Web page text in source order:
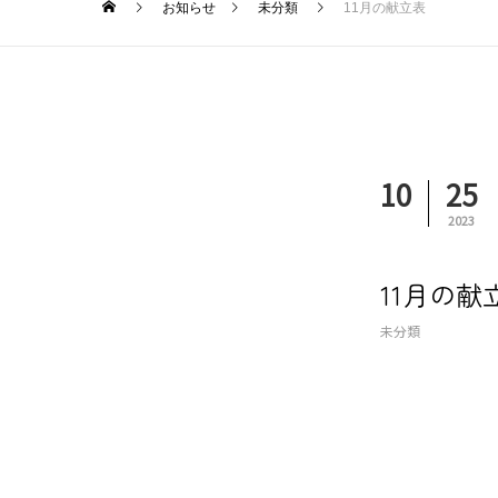
お知らせ 未分類 11月の献立表
10 25
2023
11月の献
未分類